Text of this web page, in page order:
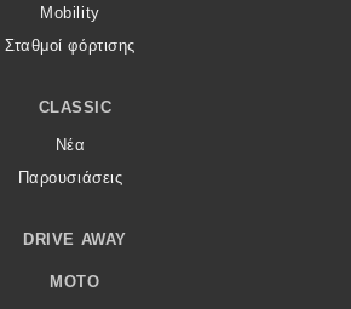
Mobility
Σταθμοί φόρτισης
CLASSIC
Νέα
Παρουσιάσεις
DRIVE AWAY
MOTO